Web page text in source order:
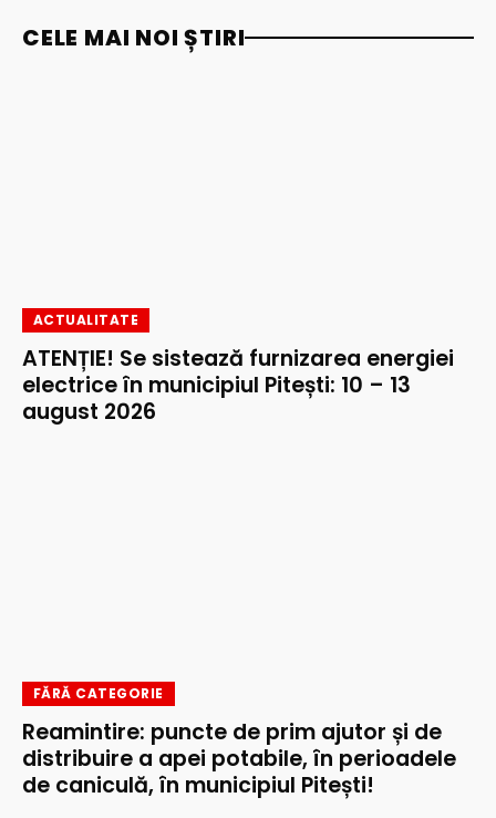
CELE MAI NOI ȘTIRI
ACTUALITATE
ATENȚIE! Se sistează furnizarea energiei
electrice în municipiul Pitești: 10 – 13
august 2026
FĂRĂ CATEGORIE
Reamintire: puncte de prim ajutor și de
distribuire a apei potabile, în perioadele
de caniculă, în municipiul Pitești!